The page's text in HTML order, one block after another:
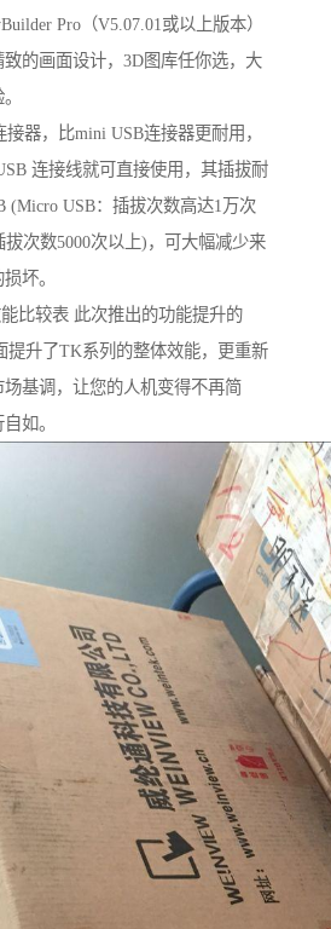
Pro（V5.07.01或以上版本）
的画面设计，3D图库任你选，大
器，比mini USB连接器更耐用，
连接线就可直接使用，其插拔耐
(Micro USB：插拔次数高达1万次
拔次数5000次以上)，可大幅减少来
坏。
比较表 此次推出的功能提升的
提升了TK系列的整体效能，更重新
基调，让您的人机变得不再简
如。